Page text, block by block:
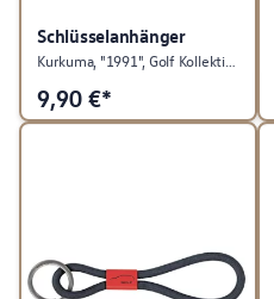
Schlüsselanhänger
Kurkuma, "1991", Golf Kollektion
9,90 €*